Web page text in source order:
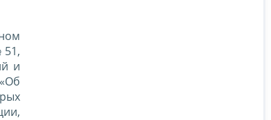
51,
и